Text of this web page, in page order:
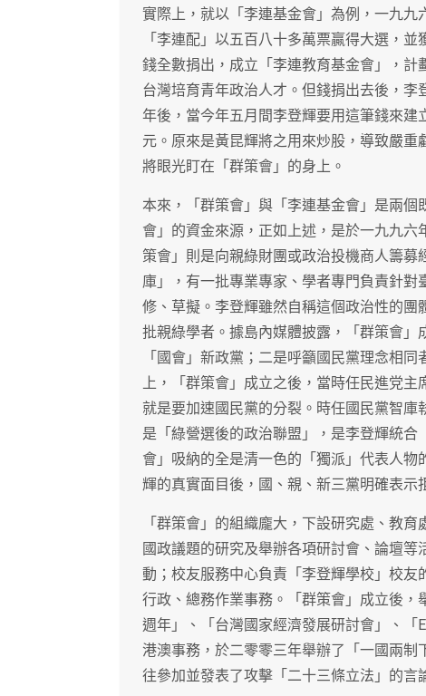
實際上，就以「李連基金會」為例，一九
「李連配」以五百八十多萬票贏得大選，
錢全數捐出，成立「李連教育基金會」，
台灣培育青年政治人才。但錢捐出去後，
年後，當今年五月間李登輝要用這筆錢來
元。原來是黃昆輝將之用來炒股，導致嚴
將眼光盯在「群策會」的身上。
本來，「群策會」與「李連基金會」是兩
會」的資金來源，正如上述，是於一九九
策會」則是向親綠財團或政治投機商人籌
庫」，有一批專業專家、學者專門負責針
修、草擬。李登輝雖然自稱這個政治性的
批親綠學者。據島內媒體披露，「群策會
「國會」新政黨；二是呼籲國民黨理念相
上，「群策會」成立之後，當時任民進党
就是要加速國民黨的分裂。時任國民黨智
是「綠營選後的政治聯盟」，是李登輝統
會」吸納的全是清一色的「獨派」代表人
輝的真實面目後，國、親、新三黨明確表示
「群策會」的組織龐大，下設研究處、教
國政議題的研究及舉辦各項研討會、論壇
動；校友服務中心負責「李登輝學校」校
行政、總務作業事務。「群策會」成立後
週年」、「台灣國家經濟發展研討會」、「
港澳事務，於二零零三年舉辦了「一國兩
往參加並發表了攻擊「二十三條立法」的言